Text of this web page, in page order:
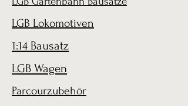
LGB Lokomotiven
1:14 Bausatz
LGB Wagen
Parcourzubehör